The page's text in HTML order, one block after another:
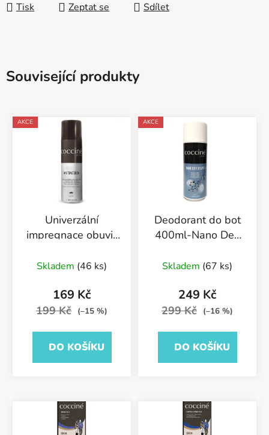
Tisk Zeptat se Sdílet
Související produkty
AKCE
Univerzální
impregnace obuvi-
55/58/250ML
Skladem (46 ks)
169 Kč
199 Kč (–15 %)
DO KOŠÍKU
AKCE
Deodorant do bot
400ml-Nano Deo
hodnocení
produktu
5
Skladem (67 ks)
249 Kč
299 Kč (–16 %)
DO KOŠÍKU